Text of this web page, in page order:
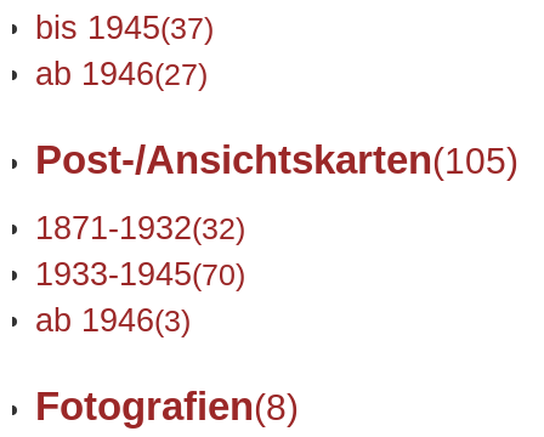
bis 1945(37)
ab 1946(27)
Post-/Ansichtskarten(105)
1871-1932(32)
1933-1945(70)
ab 1946(3)
Fotografien(8)